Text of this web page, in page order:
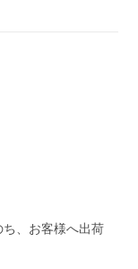
、お客様へ出荷